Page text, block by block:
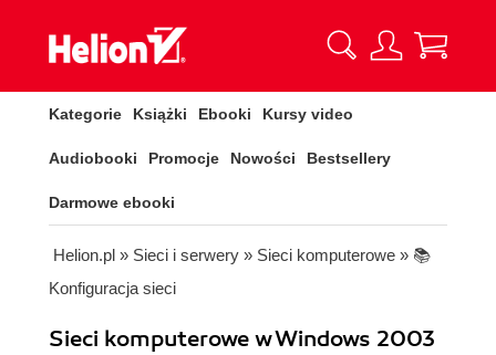
Kategorie Książki Ebooki Kursy video
Audiobooki Promocje Nowości Bestsellery
Darmowe ebooki
Helion.pl » Sieci i serwery » Sieci komputerowe » 📚
Konfiguracja sieci
Sieci komputerowe w Windows 2003